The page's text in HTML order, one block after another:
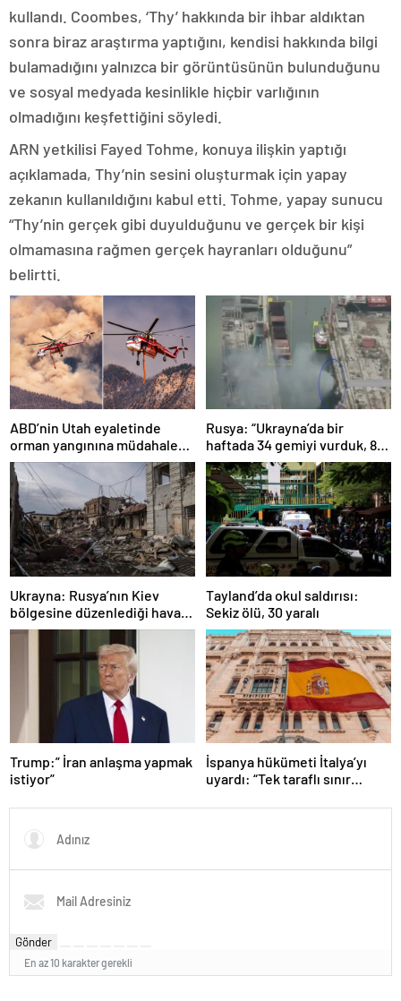
kullandı. Coombes, ‘Thy’ hakkında bir ihbar aldıktan
sonra biraz araştırma yaptığını, kendisi hakkında bilgi
bulamadığını yalnızca bir görüntüsünün bulunduğunu
ve sosyal medyada kesinlikle hiçbir varlığının
olmadığını keşfettiğini söyledi.
ARN yetkilisi Fayed Tohme, konuya ilişkin yaptığı
açıklamada, Thy’nin sesini oluşturmak için yapay
zekanın kullanıldığını kabul etti. Tohme, yapay sunucu
“Thy’nin gerçek gibi duyulduğunu ve gerçek bir kişi
olmamasına rağmen gerçek hayranları olduğunu”
belirtti.
ABD’nin Utah eyaletinde
orman yangınına müdahale
eden helikopter düştü
Rusya: “Ukrayna’da bir
haftada 34 gemiyi vurduk, 8
yerleşim yerini ele geçirdik”
Ukrayna: Rusya’nın Kiev
bölgesine düzenlediği hava
saldırısında 4 kişi öldü
Tayland’da okul saldırısı:
Sekiz ölü, 30 yaralı
Trump:” İran anlaşma yapmak
istiyor”
İspanya hükümeti İtalya’yı
uyardı: “Tek taraflı sınır
Gönder
En az 10 karakter gerekli